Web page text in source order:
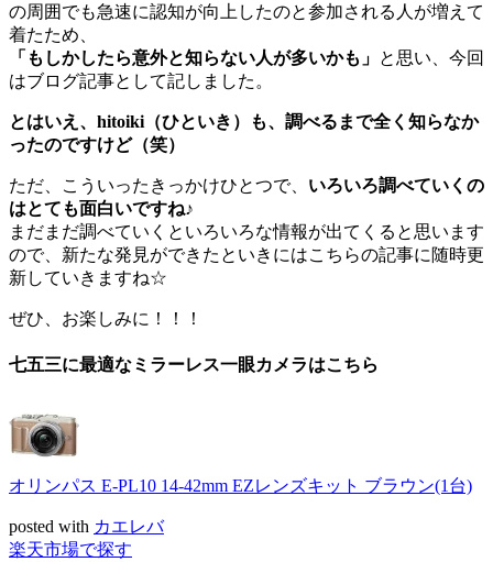
の周囲でも急速に認知が向上したのと参加される人が増えて
着たため、
「もしかしたら意外と知らない人が多いかも」 と思い、今回
はブログ記事として記しました。
とはいえ、hitoiki（ひといき）も、調べるまで全く知らなか
ったのですけど（笑）
ただ、こういったきっかけひとつで、 いろいろ調べていくの
はとても面白いですね♪
まだまだ調べていくといろいろな情報が出てくると思います
ので、新たな発見ができたといきにはこちらの記事に随時更
新していきますね☆
ぜひ、お楽しみに！！！
七五三に最適なミラーレス一眼カメラはこちら
オリンパス E-PL10 14-42mm EZレンズキット ブラウン(1台)
posted with カエレバ
楽天市場で探す